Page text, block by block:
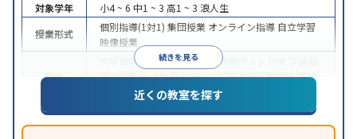
続きを見る
対象学年 小4 ~ 6 中1 ~ 3 高1 ~ 3 浪人生
授業形式
個別指導(1対1) 集団授業 オンライン指導 自立学習
映像授業
目的
大学受験 医学部受験 授業・定期テスト対策
慣の定着総合型選抜(旧AO)対策推薦入試対策学校
別特化対策 科目別特化対策
特徴
授業の振替可能1科目から受講可能
※2024年6月調査。大学受験塾・予備校のアンケート調査方法を参照
近くの教室を探す